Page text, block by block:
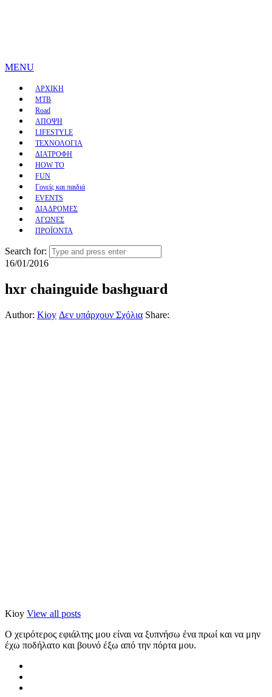
MENU
ΑΡΧΙΚΗ
MTB
Road
ΑΠΟΨΗ
LIFESTYLE
ΤΕΧΝΟΛΟΓΙΑ
ΔΙΑΤΡΟΦΗ
HOW TO
FUN
Γονείς και παιδιά
EVENTS
ΔΙΑΔΡΟΜΕΣ
ΑΓΩΝΕΣ
ΠΡΟΪΟΝΤΑ
Search for:
16/01/2016
hxr chainguide bashguard
Author: Kioy Δεν υπάρχουν Σχόλια Share:
Kioy View all posts
Ο χειρότερος εφιάλτης μου είναι να ξυπνήσω ένα πρωί και να μην
έχω ποδήλατο και βουνό έξω από την πόρτα μου.